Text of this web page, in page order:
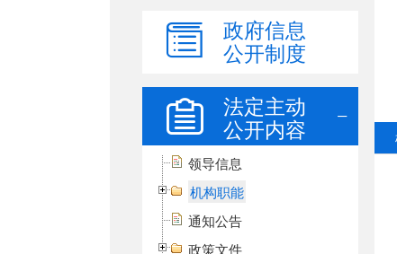
政府信息
公开制度
法定主动
公开内容
领导信息
机构职能
通知公告
政策文件